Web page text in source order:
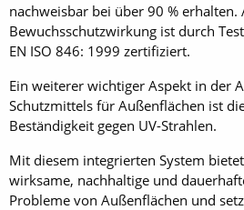
nachweisbar bei über 90 % erhalten.
Bewuchsschutzwirkung ist durch
EN ISO 846: 1999 zertifiziert.
Ein weiterer wichtiger Aspekt in der
Schutzmittels für Außenflächen ist
Beständigkeit gegen UV-Strahlen.
Mit diesem integrierten System
wirksame, nachhaltige und
Probleme von Außenflächen und